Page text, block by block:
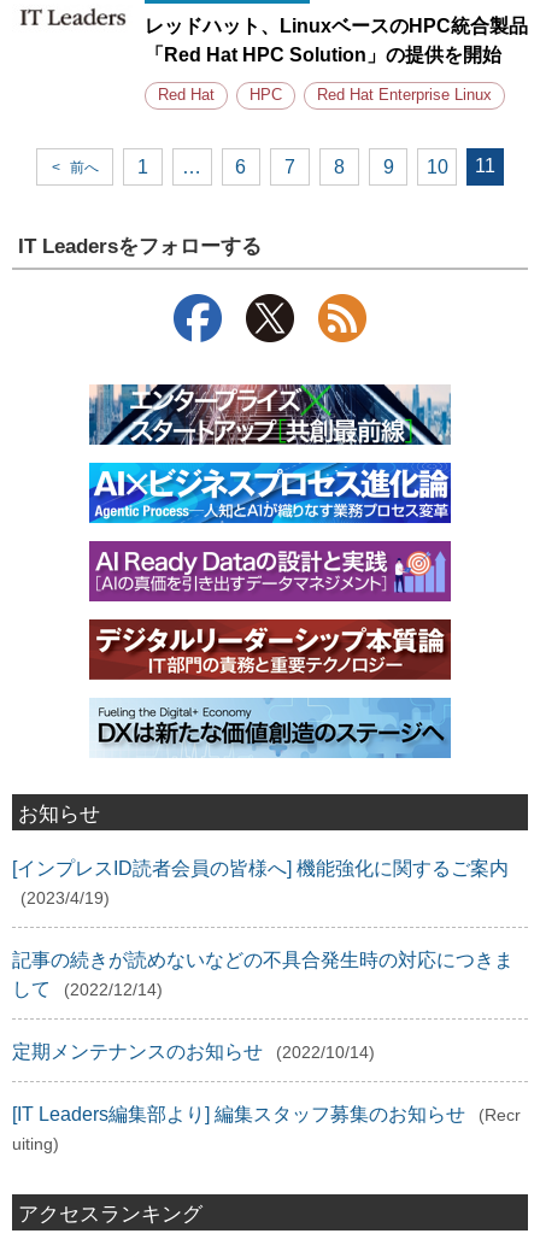
レッドハット、LinuxベースのHPC統合製品
「Red Hat HPC Solution」の提供を開始
Red Hat HPC Red Hat Enterprise Linux
< 前へ 1 … 6 7 8 9 10 11
IT Leadersをフォローする
お知らせ
[インプレスID読者会員の皆様へ] 機能強化に関するご案内
(2023/4/19)
記事の続きが読めないなどの不具合発生時の対応につきま
して
(2022/12/14)
定期メンテナンスのお知らせ (2022/10/14)
[IT Leaders編集部より] 編集スタッフ募集のお知らせ
(Recr
uiting)
アクセスランキング